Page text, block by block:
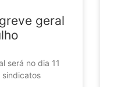
geral
será no dia 11
sindicatos